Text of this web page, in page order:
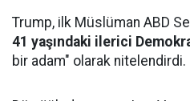
Trump, ilk Müslüman ABD
41 yaşındaki ilerici
bir adam" olarak nitelendirdi.